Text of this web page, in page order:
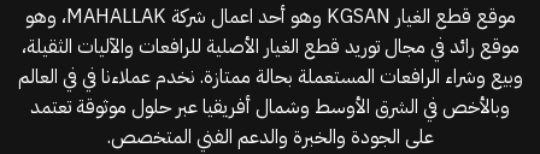
موقع قطع الغيار KGSAN وهو أحد اعمال شركة MAHALLAK، وهو
موقع رائد في مجال توريد قطع الغيار الأصلية للرافعات والآليات الثقيلة،
وبيع وشراء الرافعات المستعملة بحالة ممتازة. نخدم عملاءنا في في العالم
وبالأخص في الشرق الأوسط وشمال أفريقيا عبر حلول موثوقة تعتمد
على الجودة والخبرة والدعم الفني المتخصص.